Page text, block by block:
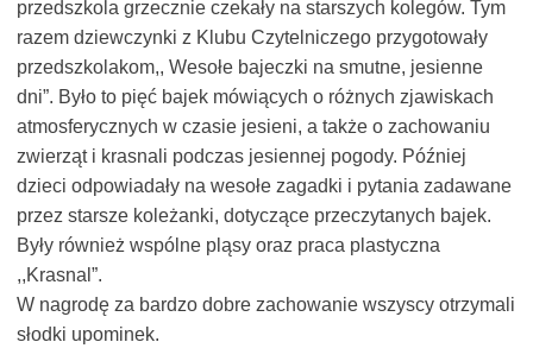
przedszkola grzecznie czekały na starszych kolegów. Tym
razem dziewczynki z Klubu Czytelniczego przygotowały
przedszkolakom,, Wesołe bajeczki na smutne, jesienne
dni”. Było to pięć bajek mówiących o różnych zjawiskach
atmosferycznych w czasie jesieni, a także o zachowaniu
zwierząt i krasnali podczas jesiennej pogody. Później
dzieci odpowiadały na wesołe zagadki i pytania zadawane
przez starsze koleżanki, dotyczące przeczytanych bajek.
Były również wspólne pląsy oraz praca plastyczna
,,Krasnal”.
W nagrodę za bardzo dobre zachowanie wszyscy otrzymali
słodki upominek.